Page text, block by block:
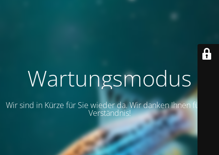
Wartungsmodus
Wir sind in Kürze für Sie wieder da. Wir danken Ihnen für Ihr
Verständnis!